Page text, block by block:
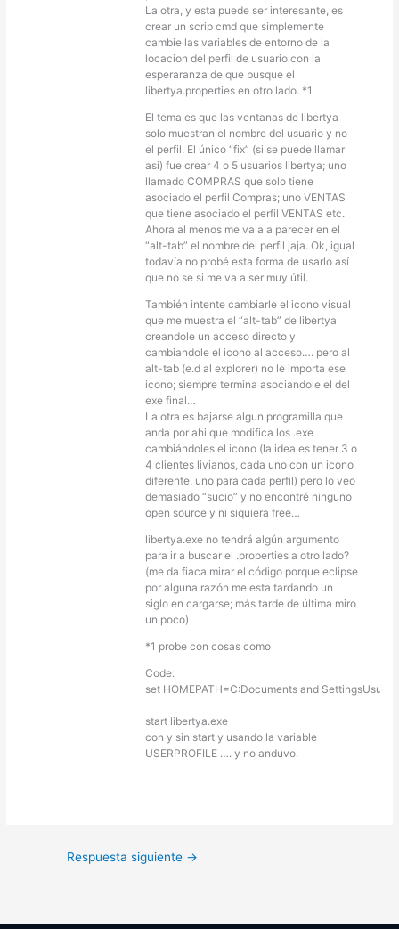
La otra, y esta puede ser interesante, es
crear un scrip cmd que simplemente
cambie las variables de entorno de la
locacion del perfil de usuario con la
esperaranza de que busque el
libertya.properties en otro lado. *1
El tema es que las ventanas de libertya
solo muestran el nombre del usuario y no
el perfil. El único “fix” (si se puede llamar
asi) fue crear 4 o 5 usuarios libertya; uno
llamado COMPRAS que solo tiene
asociado el perfil Compras; uno VENTAS
que tiene asociado el perfil VENTAS etc.
Ahora al menos me va a a parecer en el
“alt-tab” el nombre del perfil jaja. Ok, igual
todavía no probé esta forma de usarlo así
que no se si me va a ser muy útil.
También intente cambiarle el icono visual
que me muestra el “alt-tab” de libertya
creandole un acceso directo y
cambiandole el icono al acceso…. pero al
alt-tab (e.d al explorer) no le importa ese
icono; siempre termina asociandole el del
exe final…
La otra es bajarse algun programilla que
anda por ahi que modifica los .exe
cambiándoles el icono (la idea es tener 3 o
4 clientes livianos, cada uno con un icono
diferente, uno para cada perfil) pero lo veo
demasiado “sucio” y no encontré ninguno
open source y ni siquiera free…
libertya.exe no tendrá algún argumento
para ir a buscar el .properties a otro lado?
(me da fiaca mirar el código porque eclipse
por alguna razón me esta tardando un
siglo en cargarse; más tarde de última miro
un poco)
*1 probe con cosas como
Code:
set HOMEPATH=C:Documents and
start libertya.exe
con y sin start y usando la variable
USERPROFILE …. y no anduvo.
Respuesta siguiente →